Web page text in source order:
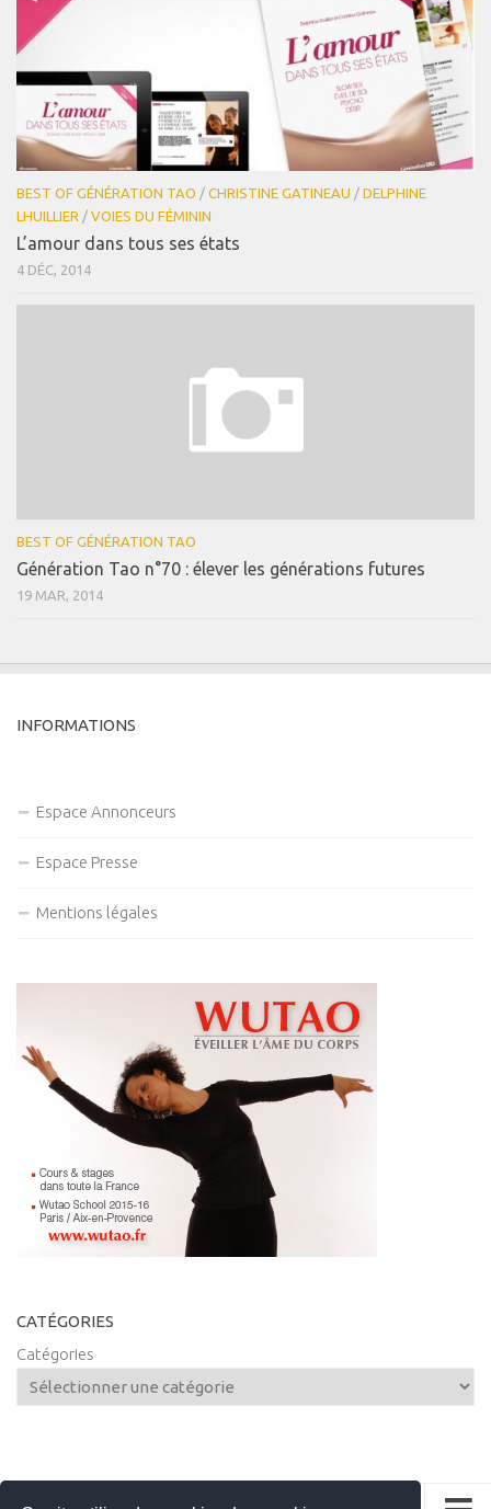
BEST OF GÉNÉRATION TAO / CHRISTINE GATINEAU / DELPHINE
LHUILLIER / VOIES DU FÉMININ
L’amour dans tous ses états
4 DÉC, 2014
BEST OF GÉNÉRATION TAO
Génération Tao n°70 : élever les générations futures
19 MAR, 2014
INFORMATIONS
Espace Annonceurs
Espace Presse
Mentions légales
CATÉGORIES
Catégories